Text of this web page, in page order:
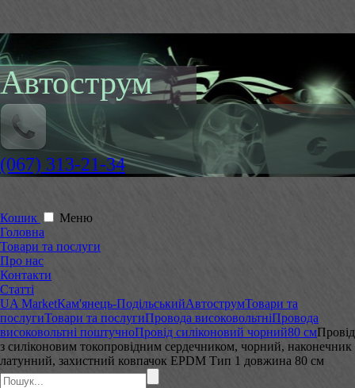
Автострум
(067) 313-21-34
Кошик
Меню
Головна
Товари та послуги
Про нас
Контакти
Статті
UA MarketКам'янець-ПодільськийАвтострумТовари та
послугиТовари та послугиПровода високовольтніПровода
високовольтні поштучноПровід силіконовий чорний80 смПровід
з силіконовим токопровідним сердечником, чорний, наконечник
латунний, захистний ковпачок EPDM Тип 1 довжина 80 см